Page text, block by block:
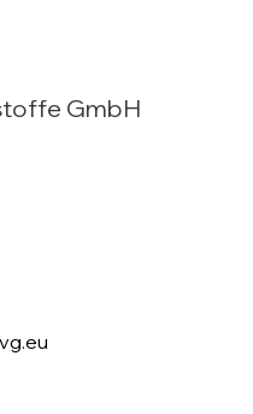
GmbH